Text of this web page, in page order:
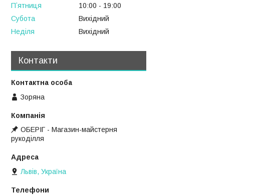
Пʼятниця
10:00
19:00
Субота
Вихідний
Неділя
Вихідний
Контакти
Зоряна
ОБЕРІГ - Магазин-майстерня
рукоділля
Львів, Україна